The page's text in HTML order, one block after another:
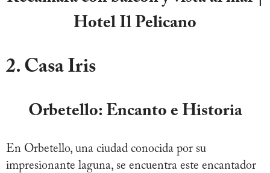
Hotel Il Pelicano
2. Casa Iris
Orbetello: Encanto e Historia
En Orbetello, una ciudad conocida por su
impresionante laguna, se encuentra este encantador